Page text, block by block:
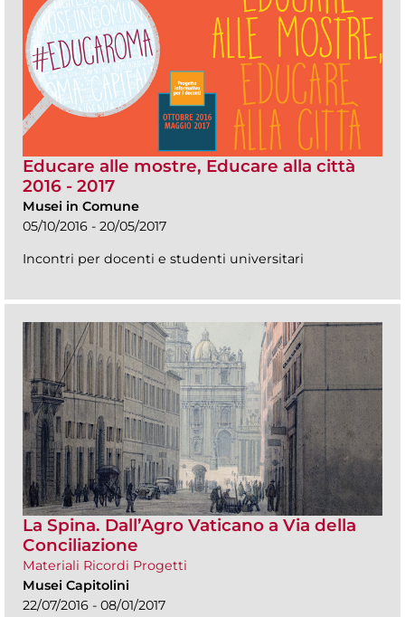
Educare alle mostre, Educare alla città
2016 - 2017
Musei in Comune
05/10/2016 - 20/05/2017
Incontri per docenti e studenti universitari
La Spina. Dall’Agro Vaticano a Via della
Conciliazione
Materiali Ricordi Progetti
Musei Capitolini
22/07/2016 - 08/01/2017